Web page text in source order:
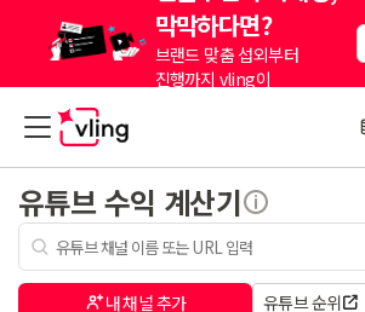
막막하다면?
브랜드 맞춤 섭외부터
진행까지 vling이
유튜브 수익 계산기
내 채널 추가 유튜브 순위